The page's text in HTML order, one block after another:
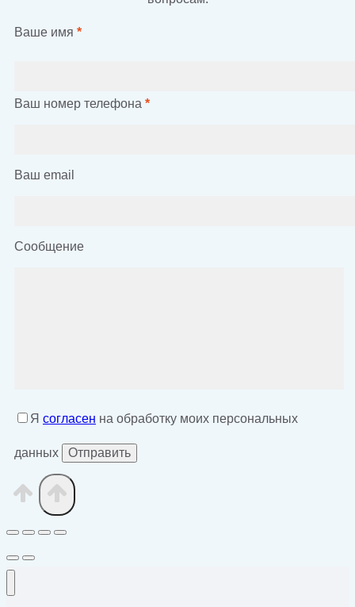
Ваше имя *
Ваш номер телефона *
Ваш email
Сообщение
Я согласен на обработку моих персональных
данных